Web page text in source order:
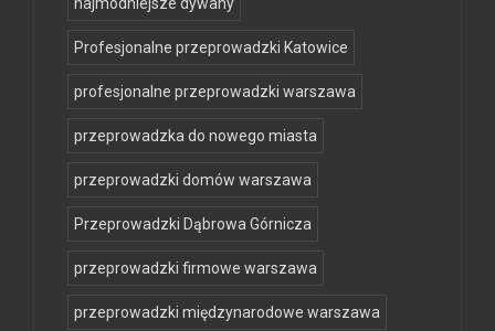
Profesjonalne przeprowadzki Katowice
profesjonalne przeprowadzki warszawa
przeprowadzka do nowego miasta
przeprowadzki domów warszawa
Przeprowadzki Dąbrowa Górnicza
przeprowadzki firmowe warszawa
przeprowadzki międzynarodowe warszawa